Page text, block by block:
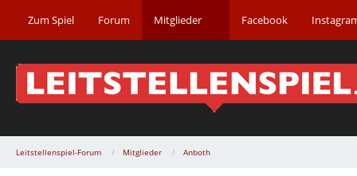
Zum Spiel Forum Mitglieder Facebook
Leitstellenspiel-Forum Mitglieder Anboth